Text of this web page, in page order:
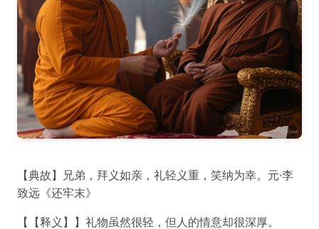
【典故】兄弟，拜义如亲，礼轻义重，笑纳为幸。元·李
致远《还牢末》
【【释义】】礼物虽然很轻，但人的情意却很深厚。